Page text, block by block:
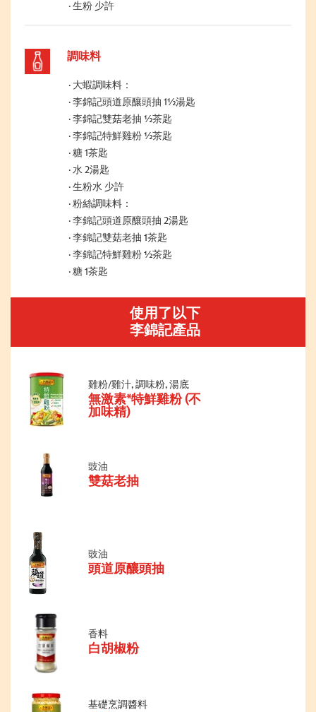
生粉 少許
調味料
大蝦調味料：
李錦記頭道原釀頭抽 1½湯匙
李錦記雙菇老抽 ½茶匙
李錦記特鮮雞粉 ½茶匙
糖 1茶匙
水 2湯匙
生粉水 少許
粉絲調味料：
李錦記頭道原釀頭抽 2湯匙
李錦記雙菇老抽 1茶匙
李錦記特鮮雞粉 ½茶匙
糖 1茶匙
使用了以下
李錦記產品
雞粉/雞汁, 調味粉, 湯底
無激素*特鮮雞粉 (不
加味精)
豉油
雙菇老抽
豉油
頭道原釀頭抽
香料
白胡椒粉
基礎烹調醬料